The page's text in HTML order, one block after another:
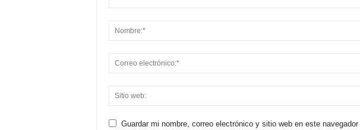
Guardar mi nombre, correo electrónico y sitio web en este